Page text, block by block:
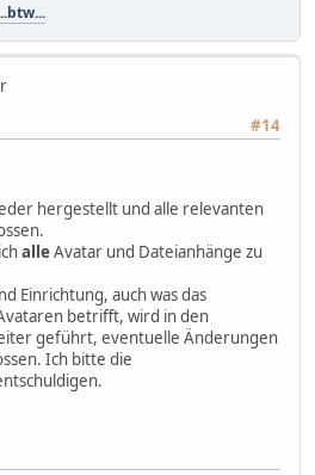
#14
hergestellt und alle relevanten
alleAvatar und Dateianhänge zu
Einrichtung, auch was das
betrifft, wird in den
geführt, eventuelle Änderungen
Ich bitte die